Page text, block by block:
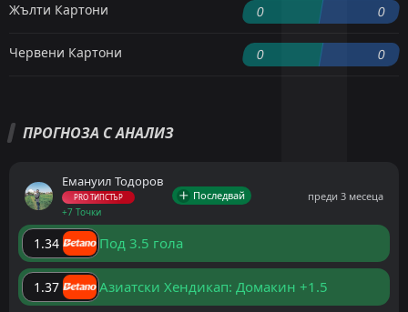
Жълти Картони 0 0
Червени Картони 0 0
ПРОГНОЗА С АНАЛИЗ
Емануил Тодоров
PRO ТИПСТЪР
+7 Точки
Последвай преди 3 месеца
1.34 Под 3.5 гола
1.37 Азиатски Хендикап: Домакин +1.5